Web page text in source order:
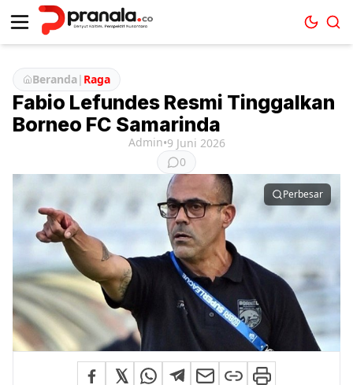
Beranda| Raga
Fabio Lefundes Resmi Tinggalkan
Borneo FC Samarinda
Admin•9 Juni 2026
0
Perbesar